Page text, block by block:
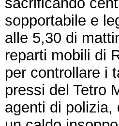
sopportabile e
alle 5,30 di
reparti mobili di
per controllare i
pressi del Tetro
agenti di polizia,